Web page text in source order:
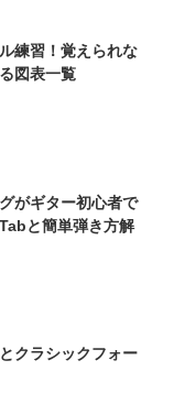
練習！覚えられな
図表一覧
がギター初心者で
と簡単弾き方解
クラシックフォー